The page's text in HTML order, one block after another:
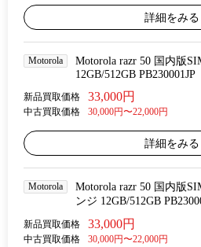
詳細をみる
Motorola
Motorola razr 50 国内版
12GB/512GB PB230001JP
新品買取価格 33,000円
中古買取価格 30,000円〜22,000円
詳細をみる
Motorola
Motorola razr 50 国内版
ンジ 12GB/512GB
新品買取価格 33,000円
中古買取価格 30,000円〜22,000円